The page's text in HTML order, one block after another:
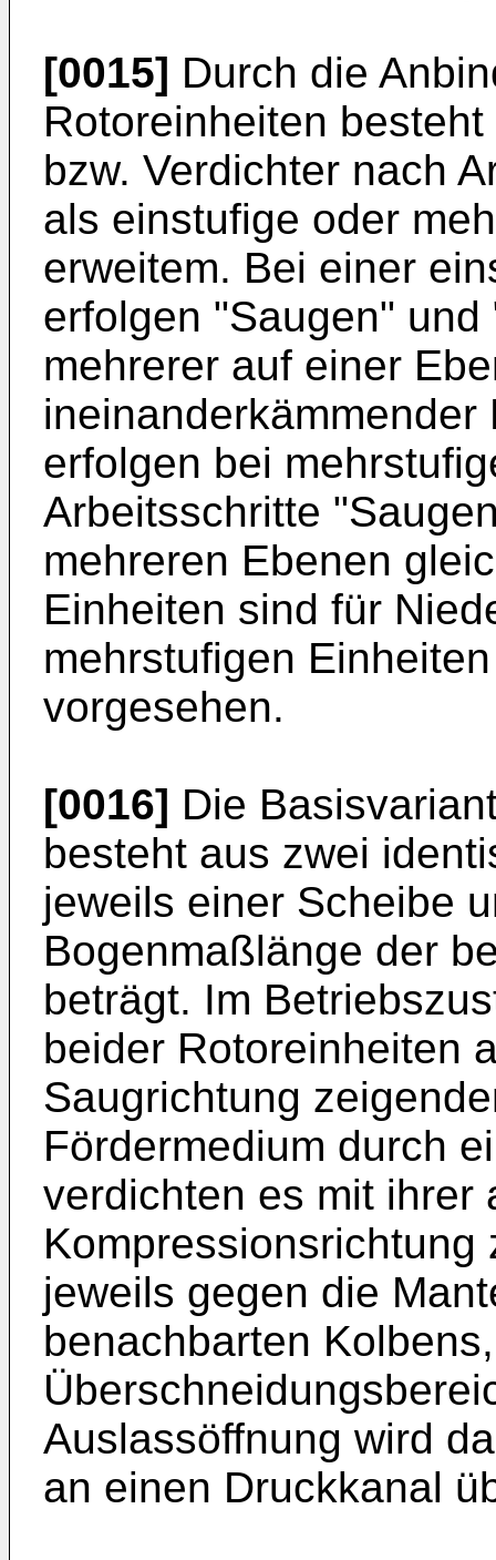
[0015] Durch die
Rotoreinheiten
bzw. Verdichter nach
als einstufige oder
erweitem. Bei einer
erfolgen "Saugen"
mehrerer auf einer
erfolgen bei
Arbeitsschritte
mehreren Ebenen
Einheiten sind für
mehrstufigen
vorgesehen.
[0016] Die
besteht aus zwei
jeweils einer Scheibe
Bogenmaßlänge der
beträgt. Im
beider Rotoreinheiten
Saugrichtung
Fördermedium durch
verdichten es mit ihrer
jeweils gegen die
benachbarten
Auslassöffnung wird
an einen Druckkanal